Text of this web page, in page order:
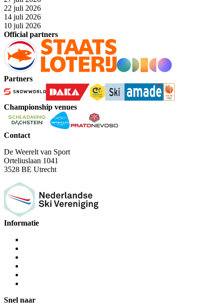
22 juli 2026
14 juli 2026
10 juli 2026
Official partners
Partners
Championship venues
Contact
De Weerelt van Sport
Orteliuslaan 1041
3528 BE Utrecht
Informatie
Snel naar